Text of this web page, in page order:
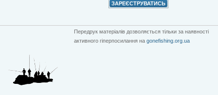
Передрук матеріалів дозволяється тільки за наявності
активного гіперпосилання на gonefishing.org.ua